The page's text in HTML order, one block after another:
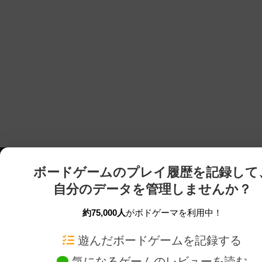
ボードゲームのプレイ履歴を記録して
自分のデータを管理しませんか？
約75,000人がボドゲーマを利用中！
遊んだボードゲームを記録する